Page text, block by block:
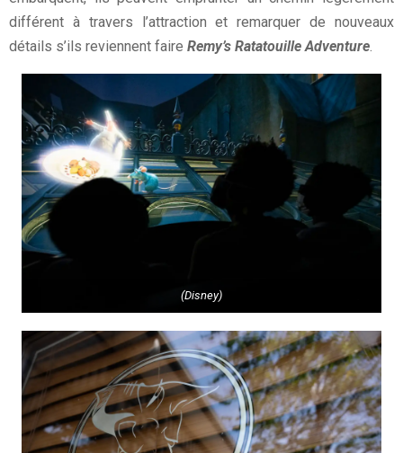
différent à travers l’attraction et remarquer de nouveaux
détails s’ils reviennent faire Remy’s Ratatouille Adventure
(Disney)